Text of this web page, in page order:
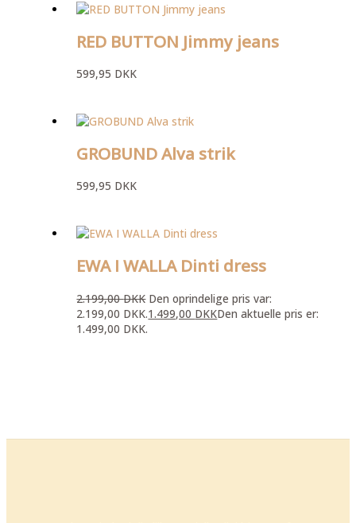
RED BUTTON Jimmy jeans
599,95 DKK
GROBUND Alva strik
599,95 DKK
EWA I WALLA Dinti dress
2.199,00DKK Den oprindelige pris var:
2.199,00 DKK.1.499,00 DKKDen aktuelle pris er:
1.499,00 DKK.